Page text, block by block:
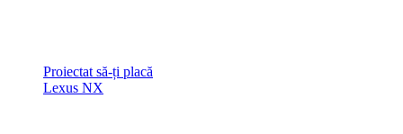
Proiectat să-ți placă
Lexus NX